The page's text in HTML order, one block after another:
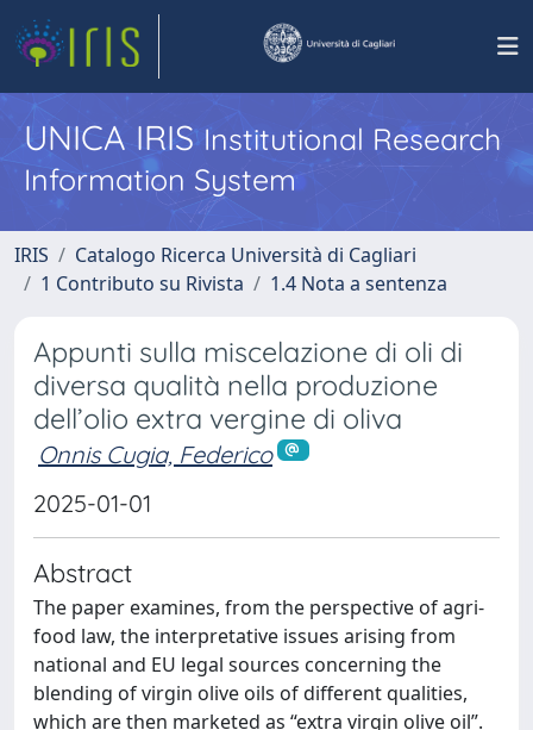
UNICA IRISInstitutional Research
Information System
IRIS
Catalogo Ricerca Università di Cagliari
1 Contributo su Rivista
1.4 Nota a sentenza
Appunti sulla miscelazione di oli di
diversa qualità nella produzione
dell’olio extra vergine di oliva
Onnis Cugia, Federico
2025-01-01
Abstract
The paper examines, from the perspective of agri-
food law, the interpretative issues arising from
national and EU legal sources concerning the
blending of virgin olive oils of different qualities,
which are then marketed as “extra virgin olive oil”.